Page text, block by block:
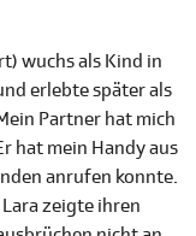
wuchs als Kind in
erlebte später als
Partner hat mich
hat mein Handy aus
anrufen konnte.
zeigte ihren